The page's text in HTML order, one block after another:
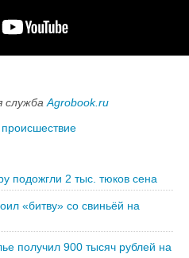
служба Agrobook.ru
происшествие
подожгли 2 тыс. тюков сена
«битву» со свиньёй на
получил 900 тысяч рублей на